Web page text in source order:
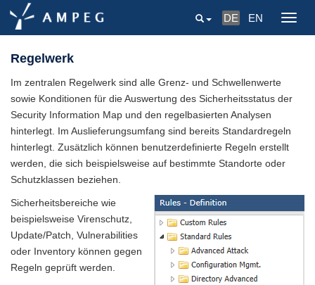
DE EN
Regelwerk
Im zentralen Regelwerk sind alle Grenz- und Schwellenwerte
sowie Konditionen für die Auswertung des Sicherheitsstatus der
Security Information Map und den regelbasierten Analysen
hinterlegt. Im Auslieferungsumfang sind bereits Standardregeln
hinterlegt. Zusätzlich können benutzerdefinierte Regeln erstellt
werden, die sich beispielsweise auf bestimmte Standorte oder
Schutzklassen beziehen.
Sicherheitsbereiche wie
beispielsweise Virenschutz,
Update/Patch, Vulnerabilities
oder Inventory können gegen
Regeln geprüft werden.